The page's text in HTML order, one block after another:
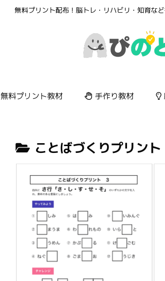
無料プリント配布！脳トレ・リハビリ・知育な
無料プリント教材 手作り教材
ことばづくりプリント